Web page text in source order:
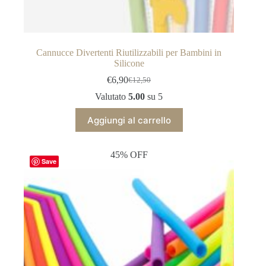
Cannucce Divertenti Riutilizzabili per Bambini in
Silicone
€12,50
Il
prezzo
originale
era:
€6,90Il
prezzo
attuale
è:
Valutato5.00 su 5
Aggiungi al carrello
Save
45% OFF